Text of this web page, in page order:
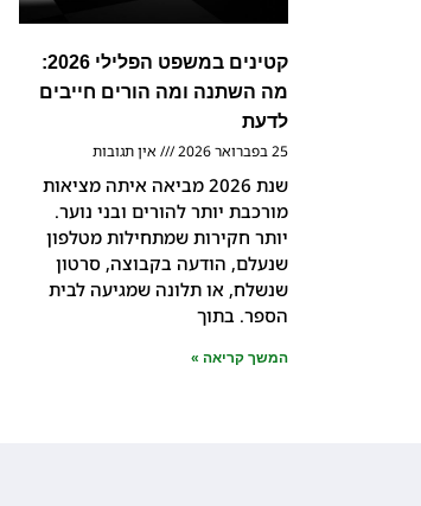
קטינים במשפט הפלילי 2026:
מה השתנה ומה הורים חייבים
לדעת
25 בפברואר 2026
אין תגובות
שנת 2026 מביאה איתה מציאות
מורכבת יותר להורים ובני נוער.
יותר חקירות שמתחילות מטלפון
שנעלם, הודעה בקבוצה, סרטון
שנשלח, או תלונה שמגיעה לבית
הספר. בתוך
המשך קריאה »